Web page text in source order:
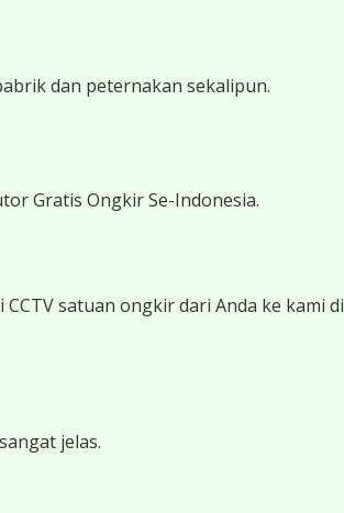
dan peternakan sekalipun.
Gratis Ongkir Se-Indonesia.
satuan ongkir dari Anda ke kami di
jelas.